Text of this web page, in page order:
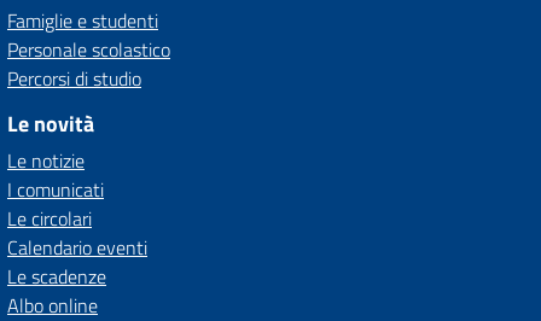
Famiglie e studenti
Personale scolastico
Percorsi di studio
Le novità
Le notizie
I comunicati
Le circolari
Calendario eventi
Le scadenze
Albo online